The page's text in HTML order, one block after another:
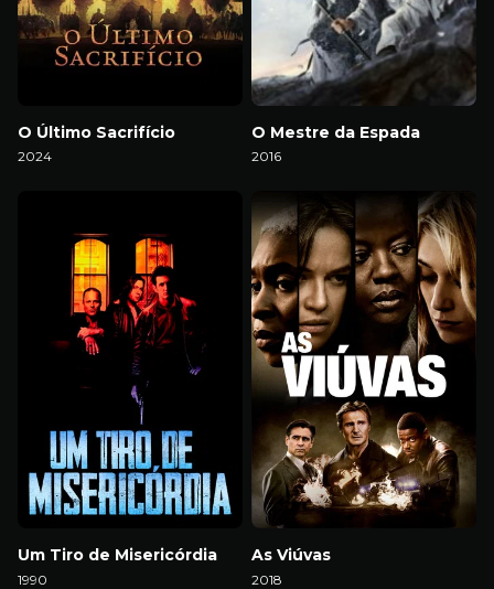
O Último Sacrifício
2024
O Mestre da Espada
2016
Um Tiro de Misericórdia
1990
As Viúvas
2018